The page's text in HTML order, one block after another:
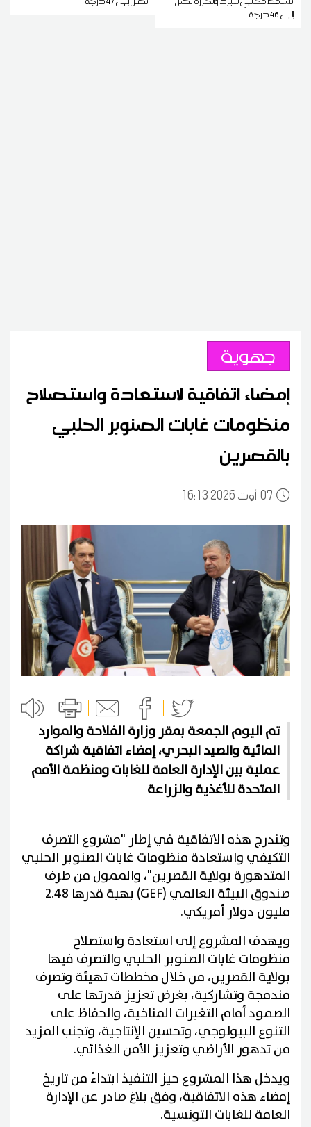
إلى 46 درجة
جهوية
إمضاء اتفاقية لاستعادة واستصلاح
منظومات غابات الصنوبر الحلبي
بالقصرين
0716:13 2026 أوت
تم اليوم الجمعة بمقر وزارة الفلاحة والموارد
المائية والصيد البحري، إمضاء اتفاقية شراكة
عملية بين الإدارة العامة للغابات ومنظمة الأمم
المتحدة للأغذية والزراعة
وتندرج هذه الاتفاقية في إطار "مشروع التصرف
التكيفي واستعادة منظومات غابات الصنوبر الحلبي
المتدهورة بولاية القصرين"، والممول من طرف
صندوق البيئة العالمي (GEF) بهبة قدرها 2.48
مليون دولار أمريكي.
ويهدف المشروع إلى استعادة واستصلاح
منظومات غابات الصنوبر الحلبي والتصرف فيها
بولاية القصرين، من خلال مخططات تهيئة وتصرف
مندمجة وتشاركية، بغرض تعزيز قدرتها على
الصمود أمام التغيرات المناخية، والحفاظ على
التنوع البيولوجي، وتحسين الإنتاجية، وتجنب المزيد
من تدهور الأراضي وتعزيز الأمن الغذائي.
ويدخل هذا المشروع حيز التنفيذ ابتداءً من تاريخ
إمضاء هذه الاتفاقية، وفق بلاغ صادر عن الإدارة
العامة للغابات التونسية.